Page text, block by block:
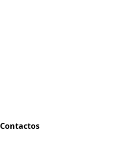
Contactos